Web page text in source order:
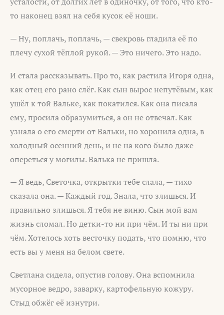
то наконец взял на себя кусок её ноши.
— Ну, поплачь, поплачь, — свекровь гладила её по
плечу сухой тёплой рукой. — Это ничего. Это надо.
И стала рассказывать. Про то, как растила Игоря одна,
как отец его рано слёг. Как сын вырос непутёвым, как
ушёл к той Вальке, как покатился. Как она писала
ему, просила образумиться, а он не отвечал. Как
узнала о его смерти от Вальки, но хоронила одна, в
холодный осенний день, и не на кого было даже
опереться у могилы. Валька не пришла.
— Я ведь, Светочка, открытки тебе слала, — тихо
сказала она. — Каждый год. Знала, что злишься. И
правильно злишься. Я тебя не виню. Сын мой вам
жизнь сломал. Но детки-то ни при чём. И ты ни при
чём. Хотелось хоть весточку подать, что помню, что
есть вы у меня на белом свете.
Светлана сидела, опустив голову. Она вспомнила
мусорное ведро, заварку, картофельную кожуру.
Стыд обжёг её изнутри.